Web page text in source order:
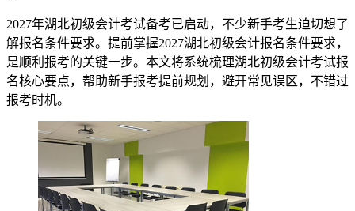
2027年湖北初级会计考试备考已启动，不少新手考生迫切想了
解报名条件要求。提前掌握2027湖北初级会计报名条件要求，
是顺利报考的关键一步。本文将系统梳理湖北初级会计考试报
名核心要点，帮助新手报考提前规划，避开常见误区，不错过
报考时机。